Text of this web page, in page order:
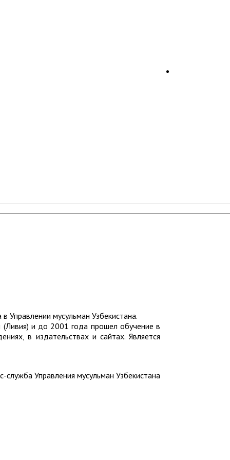
мусульман Узбекистана.
и до 2001 года прошел обучение в
в издательствах и сайтах. Является
служба Управления мусульман Узбекистана